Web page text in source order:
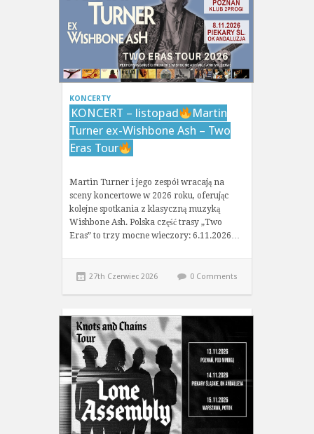
KONCERTY
KONCERT – listopad
Martin
Turner ex-Wishbone Ash – Two
Eras Tour
Martin Turner i jego zespół wracają na
sceny koncertowe w 2026 roku, oferując
kolejne spotkania z klasyczną muzyką
Wishbone Ash. Polska część trasy „Two
Eras” to trzy mocne wieczory: 6.11.2026…
27th Czerwiec 2026 0 Comments